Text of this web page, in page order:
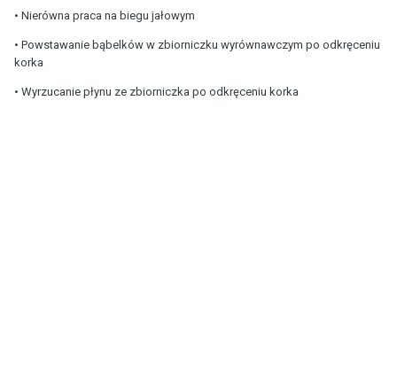
• Nierówna praca na biegu jałowym
• Powstawanie bąbelków w zbiorniczku wyrównawczym po odkręceniu
korka
• Wyrzucanie płynu ze zbiorniczka po odkręceniu korka